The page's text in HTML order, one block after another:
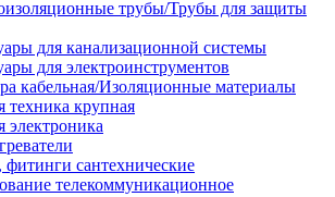
трубы/Трубы для защиты
для канализационной системы
для электроинструментов
кабельная/Изоляционные материалы
техника крупная
электроника
сантехнические
телекоммуникационное